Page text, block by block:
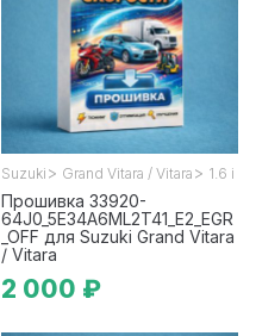
Suzuki > Grand Vitara / Vitara > 1.6 i
Прошивка 33920-
64J0_5E34A6ML2T41_E2_EGR
_OFF для Suzuki Grand Vitara
/ Vitara
2 000 ₽